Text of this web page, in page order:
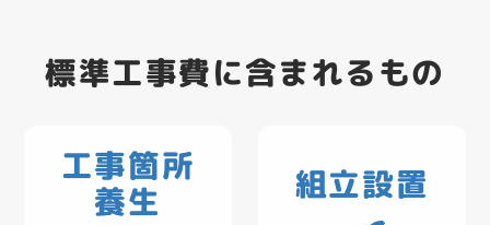
標準工事費に含まれるもの
工事箇所
養生
組立設置